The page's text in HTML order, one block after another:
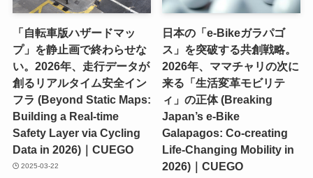
「自転車版ハザードマッ
プ」を静止画で終わらせな
い。2026年、走行データが
創るリアルタイム安全イン
フラ (Beyond Static Maps:
Building a Real-time
Safety Layer via Cycling
Data in 2026)｜CUEGO
2025-03-22
日本の「e-Bikeガラパゴ
ス」を突破する共創戦略。
2026年、ママチャリの次に
来る「生活変革モビリテ
ィ」の正体 (Breaking
Japan’s e-Bike
Galapagos: Co-creating
Life-Changing Mobility in
2026)｜CUEGO